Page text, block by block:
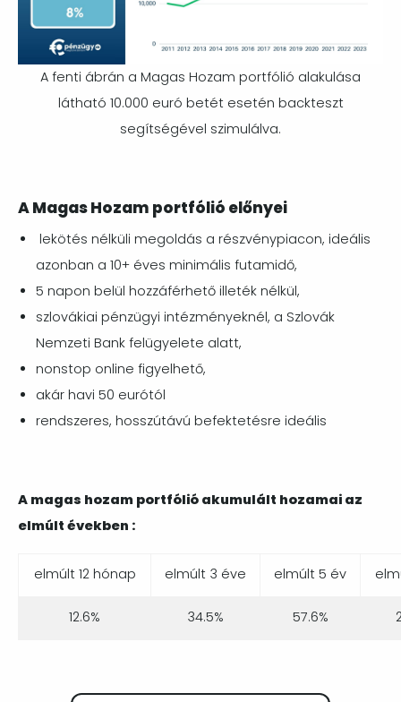
A fenti ábrán a Magas Hozam portfólió alakulása
látható 10.000 euró betét esetén backteszt
segítségével szimulálva.
A Magas Hozam portfólió előnyei
lekötés nélküli megoldás a részvénypiacon, ideális
azonban a 10+ éves minimális futamidő,
5 napon belül hozzáférhető illeték nélkül,
szlovákiai pénzügyi intézményeknél, a Szlovák
Nemzeti Bank felügyelete alatt,
nonstop online figyelhető,
akár havi 50 eurótól
rendszeres, hosszútávú befektetésre ideális
A magas hozam portfólió akumulált hozamai az
elmúlt években :
elmúlt 12 hónap elmúlt 3 éve elmúlt 5 év
12.6% 34.5% 57.6%